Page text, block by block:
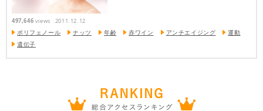
497,646 views 2011.12.12
ポリフェノール ナッツ 年齢 赤ワイン アンチエイジング
運動
遺伝子